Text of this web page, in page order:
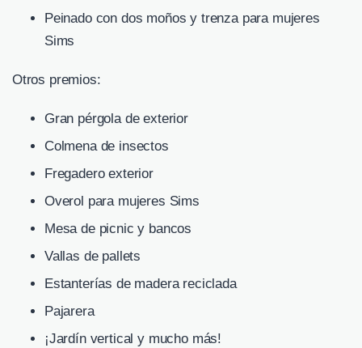
Peinado con dos moños y trenza para mujeres
Sims
Otros premios:
Gran pérgola de exterior
Colmena de insectos
Fregadero exterior
Overol para mujeres Sims
Mesa de picnic y bancos
Vallas de pallets
Estanterías de madera reciclada
Pajarera
¡Jardín vertical y mucho más!